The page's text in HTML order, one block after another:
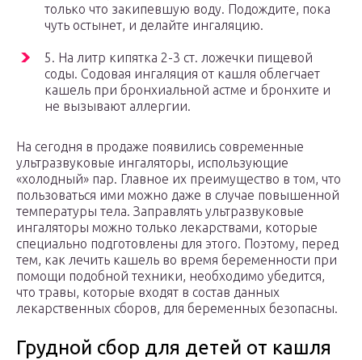
только что закипевшую воду. Подождите, пока
чуть остынет, и делайте ингаляцию.
5. На литр кипятка 2-3 ст. ложечки пищевой
соды. Содовая ингаляция от кашля облегчает
кашель при бронхиальной астме и бронхите и
не вызывают аллергии.
На сегодня в продаже появились современные
ультразвуковые ингаляторы, использующие
«холодный» пар. Главное их преимущество в том, что
пользоваться ими можно даже в случае повышенной
температуры тела. Заправлять ультразвуковые
ингаляторы можно только лекарствами, которые
специально подготовлены для этого. Поэтому, перед
тем, как лечить кашель во время беременности при
помощи подобной техники, необходимо убедится,
что травы, которые входят в состав данных
лекарственных сборов, для беременных безопасны.
Грудной сбор для детей от кашля